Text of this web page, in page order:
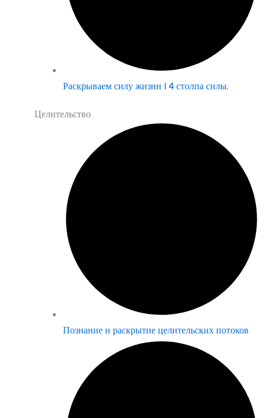
Раскрываем силу жизни | 4 столпа силы.
Целительство
Познание и раскрытие целительских потоков